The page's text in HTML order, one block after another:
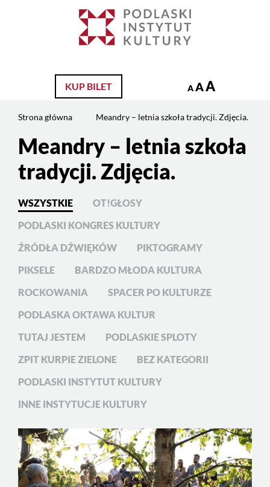
Zdjęcia.
KUP BILET A AA
Strona główna Meandry – letnia szkoła tradycji. Zdjęcia.
Treść
stronyMeandry – letnia szkoła
tradycji. Zdjęcia.
WSZYSTKIE
OT!GŁOSY
PODLASKI KONGRES KULTURY
ŹRÓDŁA DŹWIĘKÓW
PIKTOGRAMY
PIKSELE
BARDZO MŁODA KULTURA
ROCKOWANIA
SPACER PO KULTURZE
PODLASKA OKTAWA KULTUR
TUTAJ JESTEM
PODLASKIE SPLOTY
ZPIT KURPIE ZIELONE
BEZ KATEGORII
PODLASKI INSTYTUT KULTURY
INNE INSTYTUCJE KULTURY